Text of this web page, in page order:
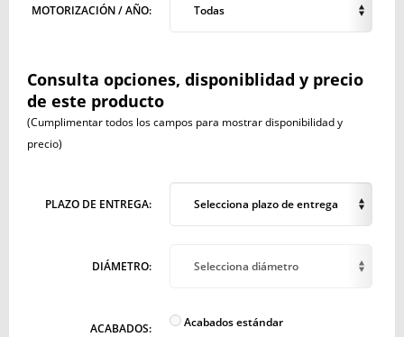
MOTORIZACIÓN / AÑO: Todas
Consulta opciones, disponiblidad y precio
de este producto
(Cumplimentar todos los campos para mostrar disponibilidad y
precio)
PLAZO DE ENTREGA: Selecciona plazo de entrega
DIÁMETRO: Selecciona diámetro
ACABADOS:
Acabados estándar